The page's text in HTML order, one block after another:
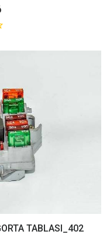
TABLASI_402